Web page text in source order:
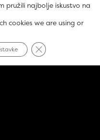
pružili najbolje iskustvo na
cookies we are using or
Close GDPR